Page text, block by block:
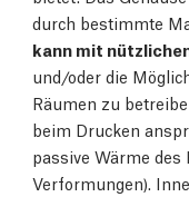
durch bestimmte
kann mit
und/oder die
Räumen zu
beim Drucken
passive Wärme
Verformungen).